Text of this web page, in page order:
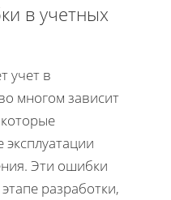
в учетных
учет в
многом зависит
Эти ошибки
разработки,